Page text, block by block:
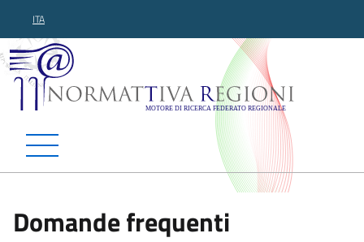
ITA
Normattiva Regioni -
Domande frequenti